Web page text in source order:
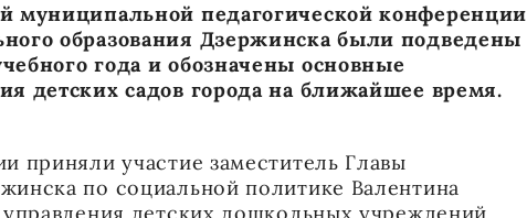
муниципальной педагогической конференции
образования Дзержинска были подведены
года и обозначены основные
детских садов города на ближайшее время.
приняли участие заместитель Главы
по социальной политике Валентина